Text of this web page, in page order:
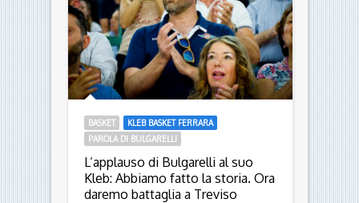
BASKET
KLEB BASKET FERRARA
PAROLA DI BULGARELLI
L’applauso di Bulgarelli al suo
Kleb: Abbiamo fatto la storia. Ora
daremo battaglia a Treviso